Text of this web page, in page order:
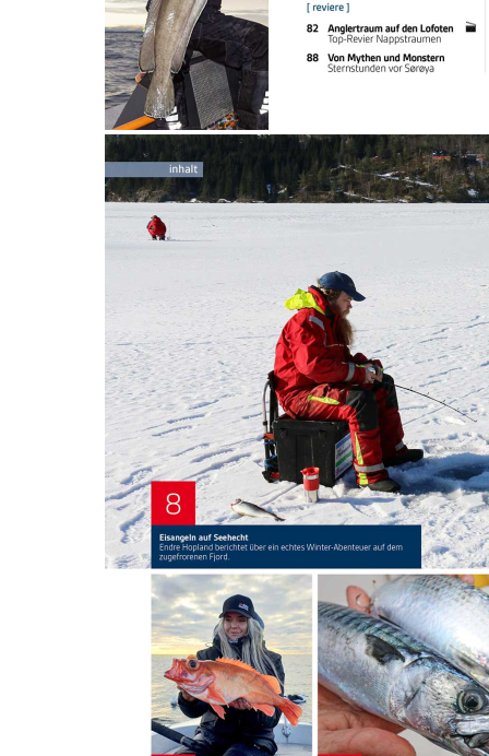
Zum Warenkorb hinzufügen
Zur Wunschliste hinzufügen
Sofort lieferbar
Eisangeln, Mythen auf dem Prüfstand und die besten Reviere
Schleppen auf Meerforelle
Neue norwegische Angel-App „FishHer“
Dem Leng auf der Spur
Auf Salmoniden im Börgefjell
Fische unter Strom: Angeln am Saltstraumen
Interview mit Norwegerin Jeanett Bersas
Küche: Schellfisch
Reviere: Nappstraumen und Söroya
Top-Revier Nappstraumen
Auf Salmoniden im Börgefjell
Große Schollen vom Ufer
Tipp: Naturködermontage
Nach dem Kauf kann das E-Paper direkt im Browser über
www.jagdpresse.de / www.angelpresse.de oder über die